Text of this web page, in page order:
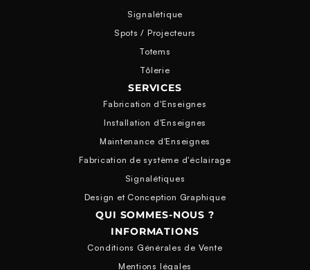
Signalétique
Spots / Projecteurs
Totems
Tôlerie
SERVICES
Fabrication d'Enseignes
Installation d'Enseignes
Maintenance d'Enseignes
Fabrication de système d'éclairage
Signalétiques
Design et Conception Graphique
QUI SOMMES-NOUS ?
INFORMATIONS
Conditions Générales de Vente
Mentions légales